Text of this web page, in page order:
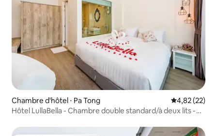
Chambre d'hôtel ⋅ Pa Tong Évaluation
4,82 (22)
Hôtel LullaBella - Chambre double standard/à deux lits -